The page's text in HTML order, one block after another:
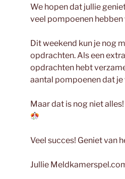
We hopen dat jullie
veel pompoenen
Dit weekend kun je nog
opdrachten. Als een
opdrachten hebt
aantal pompoenen dat je
Maar dat is nog niet
Veel succes! Geniet van
Jullie